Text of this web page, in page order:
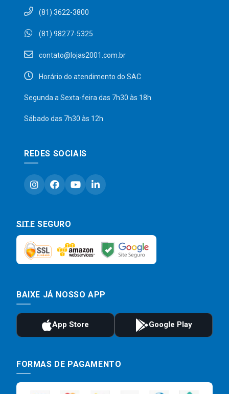
(81) 3622-3800
(81) 98277-5325
contato@lojas2001.com.br
Horário do atendimento do SAC
Segunda a Sexta-feira das 7h30 às 18h
Sábado das 7h30 às 12h
REDES SOCIAIS
SITE SEGURO
BAIXE JÁ NOSSO APP
FORMAS DE PAGAMENTO